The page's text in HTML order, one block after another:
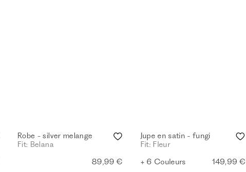
Robe - silver melange
Fit: Belana
89,99 €
Jupe en satin - fungi
Fit: Fleur
+ 6 Couleurs
149,99 €